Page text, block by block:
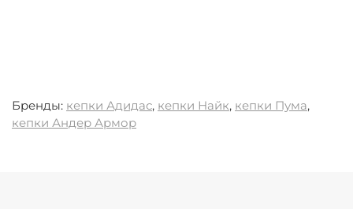
Бренды: кепки Адидас, кепки Найк, кепки Пума,
кепки Андер Армор